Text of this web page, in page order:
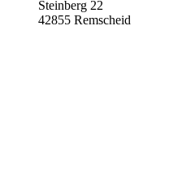
Steinberg 22
42855 Remscheid